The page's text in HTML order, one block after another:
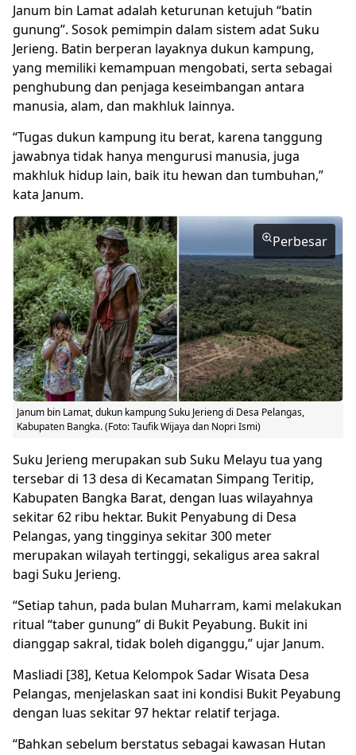
Janum bin Lamat adalah keturunan ketujuh “batin
gunung”. Sosok pemimpin dalam sistem adat Suku
Jerieng. Batin berperan layaknya dukun kampung,
yang memiliki kemampuan mengobati, serta sebagai
penghubung dan penjaga keseimbangan antara
manusia, alam, dan makhluk lainnya.
“Tugas dukun kampung itu berat, karena tanggung
jawabnya tidak hanya mengurusi manusia, juga
makhluk hidup lain, baik itu hewan dan tumbuhan,”
kata Janum.
Perbesar
Janum bin Lamat, dukun kampung Suku Jerieng di Desa Pelangas,
Kabupaten Bangka. (Foto: Taufik Wijaya dan Nopri Ismi)
Suku Jerieng merupakan sub Suku Melayu tua yang
tersebar di 13 desa di Kecamatan Simpang Teritip,
Kabupaten Bangka Barat, dengan luas wilayahnya
sekitar 62 ribu hektar. Bukit Penyabung di Desa
Pelangas, yang tingginya sekitar 300 meter
merupakan wilayah tertinggi, sekaligus area sakral
bagi Suku Jerieng.
“Setiap tahun, pada bulan Muharram, kami melakukan
ritual “taber gunung” di Bukit Peyabung. Bukit ini
dianggap sakral, tidak boleh diganggu,” ujar Janum.
Masliadi [38], Ketua Kelompok Sadar Wisata Desa
Pelangas, menjelaskan saat ini kondisi Bukit Peyabung
dengan luas sekitar 97 hektar relatif terjaga.
“Bahkan sebelum berstatus sebagai kawasan Hutan